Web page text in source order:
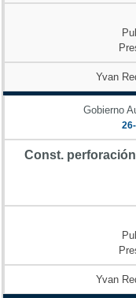
Yvan
Gobierno
Const.
Yvan